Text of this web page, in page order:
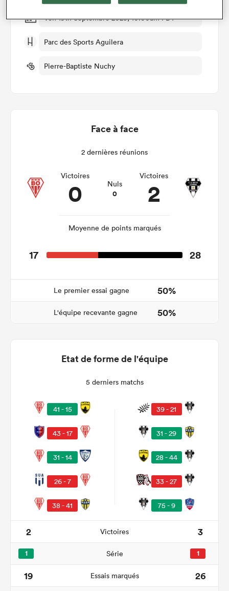
Ven 19th Septembre 2025, 10:00am PDT
Parc des Sports Aguilera
Pierre-Baptiste Nuchy
Face à face
2 dernières réunions
Victoires
0 Nuls
0
Victoires
2
Moyenne de points marqués
17 28
Le premier essai gagne 50%
L'équipe recevante gagne 50%
Etat de forme de l'équipe
5 derniers matchs
41 - 15
43 - 17
31 - 14
26 - 7
38 - 41
39 - 21
31 - 29
28 - 44
33 - 27
75 - 9
2 Victoires 3
1 Série 1
19 Essais marqués
26